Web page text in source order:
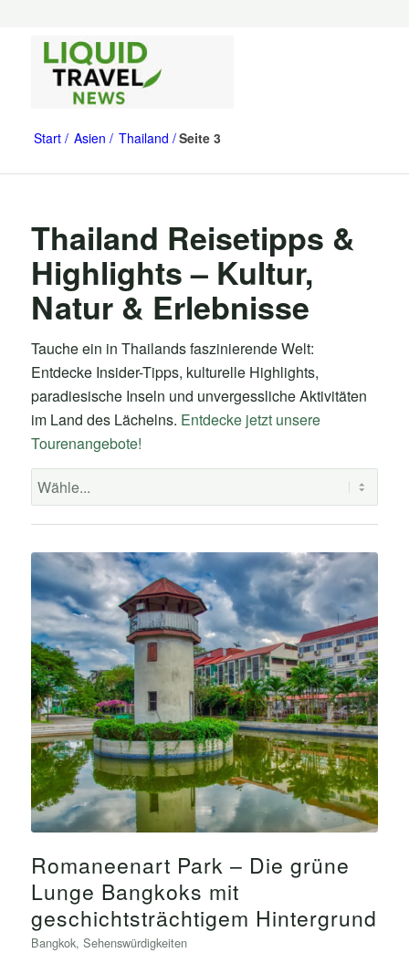
Start Asien Thailand Seite 3
Thailand Reisetipps &
Highlights – Kultur,
Natur & Erlebnisse
Tauche ein in Thailands faszinierende Welt:
Entdecke Insider-Tipps, kulturelle Highlights,
paradiesische Inseln und unvergessliche Aktivitäten
im Land des Lächelns. Entdecke jetzt unsere
Tourenangebote!
Romaneenart Park – Die grüne
Lunge Bangkoks mit
geschichtsträchtigem Hintergrund
Bangkok, Sehenswürdigkeiten